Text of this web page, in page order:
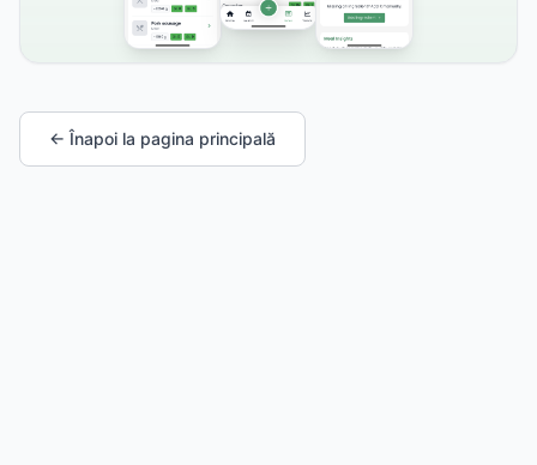
← Înapoi la pagina principală